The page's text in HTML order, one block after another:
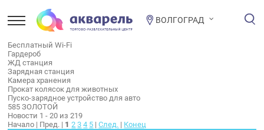
ВОЛГОГРАД
Бесплатный Wi-Fi
Гардероб
ЖД станция
Зарядная станция
Камера хранения
Прокат колясок для животных
Пуско-зарядное устройство для авто
585 ЗОЛОТОЙ
Новости 1 - 20 из 219
Начало | Пред. | 1 2 3 4 5 |След. | Конец